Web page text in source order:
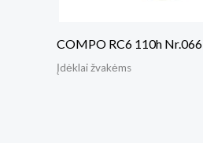
COMPO RC6 110h Nr.066
Įdėklai žvakėms